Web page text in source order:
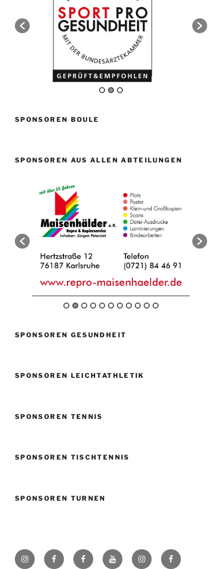
SPONSOREN BOULE
SPONSOREN AUS ALLEN ABTEILUNGEN
SPONSOREN GESUNDHEIT
SPONSOREN LEICHTATHLETIK
SPONSOREN TENNIS
SPONSOREN TISCHTENNIS
SPONSOREN TURNEN
InstagramFacebookFacebookYoutubeInstagramFacebook